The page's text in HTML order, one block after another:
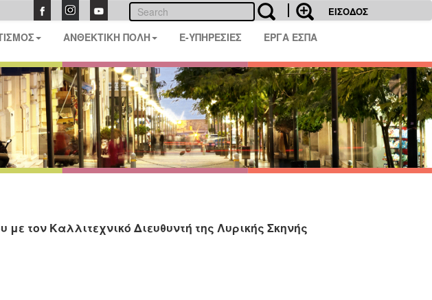
ΕΙΣΟΔΟΣ
ΑΝΘΕΚΤΙΚΗ ΠΟΛΗ E-ΥΠΗΡΕΣΙΕΣ ΕΡΓΑ ΕΣΠΑ
τον Καλλιτεχνικό Διευθυντή της Λυρικής Σκηνής